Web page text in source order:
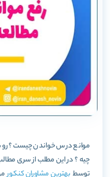
موانع درس خواندن چیست؟
چیه ؟در این مطلب از سری
توسط بهترین مشاوران کنکور